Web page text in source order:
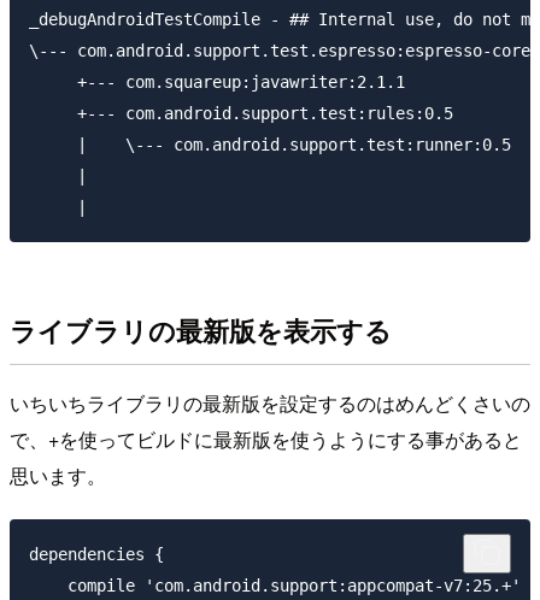
_debugAndroidTestCompile - ## Internal use, do not
\--- com.android.support.test.espresso:espresso-
     +--- com.squareup:javawriter:2.1.1
     +--- com.android.support.test:rules:0.5
     |    \--- com.android.support.test:runner:0.5
ライブラリの最新版を表示する
いちいちライブラリの最新版を設定するのはめんどくさいの
で、+を使ってビルドに最新版を使うようにする事があると
思います。
dependencies {
    compile 'com.android.support:appcompat-v7:25.+'